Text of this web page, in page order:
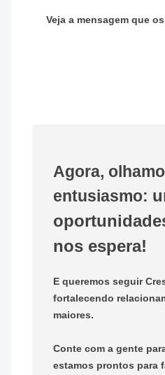
Veja a mensagem que
Agora,
entusiasmo:
nos espera!
E queremos seguir
fortalecendo
maiores.
Conte com a gente
estamos prontos para